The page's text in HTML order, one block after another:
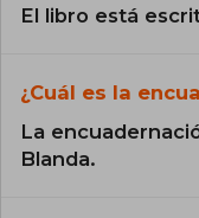
El libro está
¿Cuál es la
La
Blanda.